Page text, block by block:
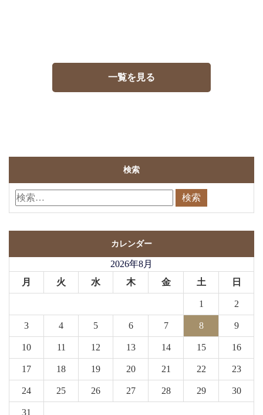
一覧を見る
検索
カレンダー
2026年8月
月
火 水 木 金 土 日
1 2
3 4 5 6 7 8 9
10 11 12 13 14 15 16
17 18 19 20 21 22 23
24 25 26 27 28 29 30
31